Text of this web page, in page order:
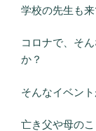
学校の先生も来
コロナで、そ
か？
そんなイベン
亡き父や母のこ